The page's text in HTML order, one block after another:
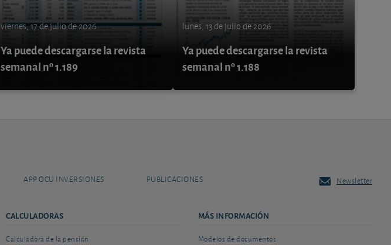
viernes, 17 de julio de 2026
Ya puede descargarse la revista
semanal nº 1.189
lunes, 13 de julio de 2026
Ya puede descargarse la revista
semanal nº 1.188
APP OCU INVERSIONES PUBLICACIONES Newsletter
CALCULADORAS
Calculadora de la pensión
MÁS INFORMACIÓN
Modelos de documentos